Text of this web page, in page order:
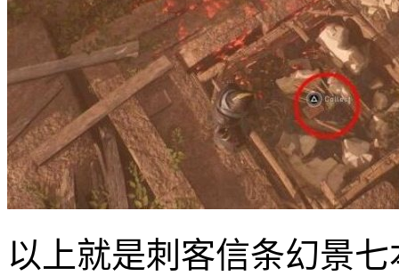
以上就是刺客信条幻景